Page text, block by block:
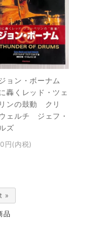
ョン・ボーナム
轟くレッド・ツェ
ンの鼓動 クリ
ェルチ ジェフ・
ズ
円(内税)
»
品